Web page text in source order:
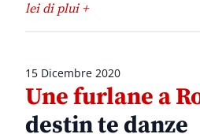
lei di plui +
15 Dicembre 2020
Une furlane a
destin te danze